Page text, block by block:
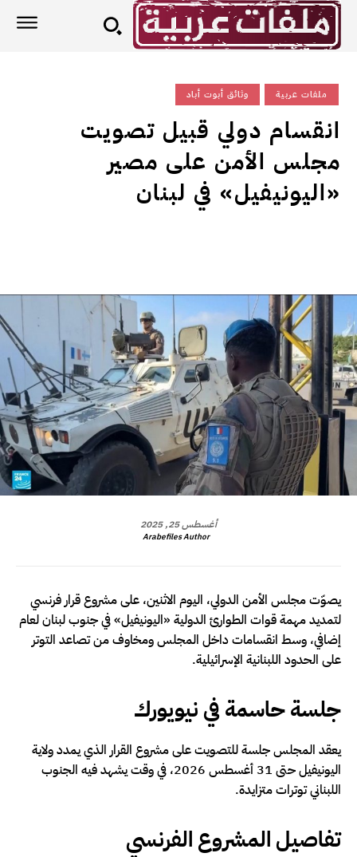
ملفات عربية وثائق أبوت أباد
انقسام دولي قبيل تصويت
مجلس الأمن على مصير
«اليونيفيل» في لبنان
أغسطس 25, 2025
Arabefiles Author
يصوّت مجلس الأمن الدولي، اليوم الاثنين، على مشروع قرار فرنسي
لتمديد مهمة قوات الطوارئ الدولية «اليونيفيل» في جنوب لبنان لعام
إضافي، وسط انقسامات داخل المجلس ومخاوف من تصاعد التوتر
على الحدود اللبنانية الإسرائيلية.
جلسة حاسمة في نيويورك
يعقد المجلس جلسة للتصويت على مشروع القرار الذي يمدد ولاية
اليونيفيل حتى 31 أغسطس 2026، في وقت يشهد فيه الجنوب
اللبناني توترات متزايدة.
تفاصيل المشروع الفرنسي